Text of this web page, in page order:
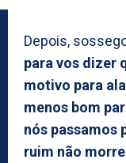
Depois,
para vos dizer
motivo para
menos bom
nós passamos
ruim não